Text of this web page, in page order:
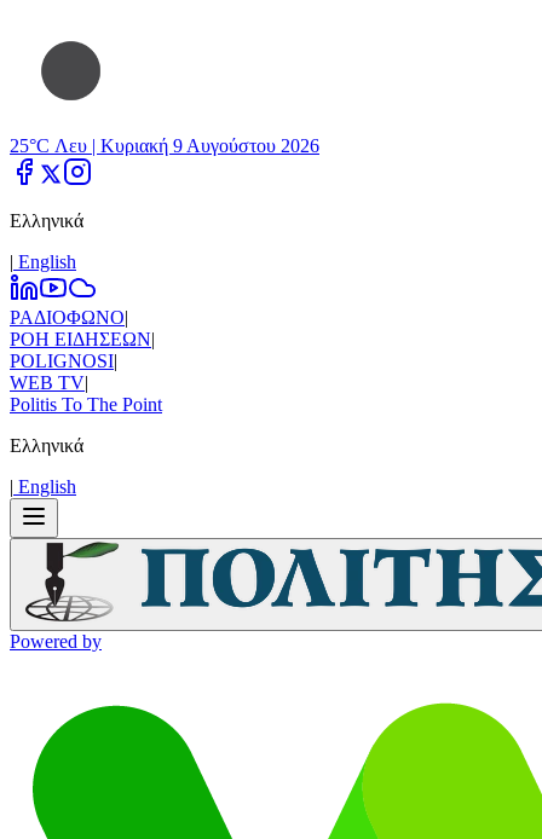
25°C Λευ | Κυριακή 9 Αυγούστου 2026
Ελληνικά
| Εnglish
ΡΑΔΙΟΦΩΝΟ|
ΡΟΗ ΕΙΔΗΣΕΩΝ|
POLIGNOSI|
WEB TV|
Politis To The Point
Ελληνικά
| Εnglish
Powered by